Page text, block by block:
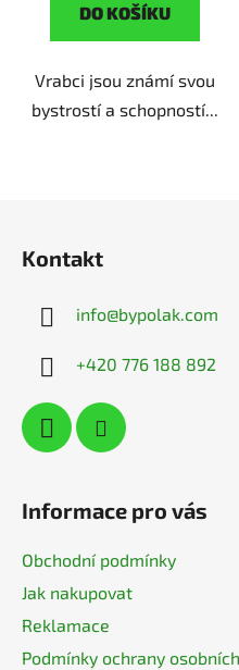
DO KOŠÍKU
Vrabci jsou známí svou
bystrostí a schopností...
Kontakt
info@bypolak.com
+420 776 188 892
Informace pro vás
Obchodní podmínky
Jak nakupovat
Reklamace
Podmínky ochrany